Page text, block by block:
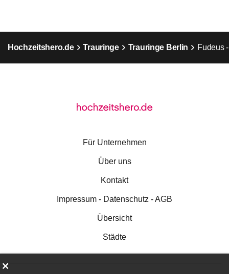
Hochzeitshero.de Trauringe Trauringe Berlin Fudeus
Für Unternehmen
Über uns
Kontakt
Impressum - Datenschutz - AGB
Übersicht
Städte